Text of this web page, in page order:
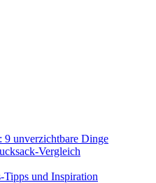
9 unverzichtbare Dinge
Vergleich
Tipps und Inspiration